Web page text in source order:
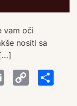
vam oči
nositi sa
Email